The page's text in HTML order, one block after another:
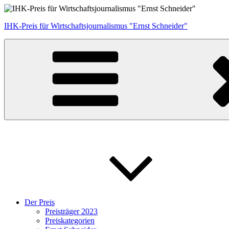
Zum
springen
IHK-Preis für Wirtschaftsjournalismus "Ernst Schneider"
Der Preis
Preisträger 2023
Preiskategorien